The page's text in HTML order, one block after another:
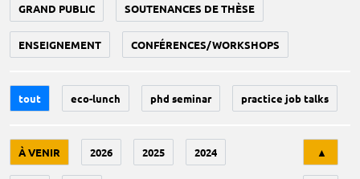
GRAND PUBLIC SOUTENANCES DE THÈSE
ENSEIGNEMENT CONFÉRENCES/WORKSHOPS
tout eco-lunch phd seminar practice job talks
À VENIR 2026 2025 2024 ▲